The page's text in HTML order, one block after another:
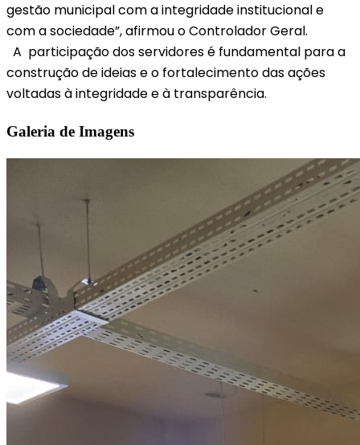
gestão municipal com a integridade institucional e
com a sociedade”, afirmou o Controlador Geral.
A participação dos servidores é fundamental para a
construção de ideias e o fortalecimento das ações
voltadas à integridade e à transparência.
Galeria de Imagens